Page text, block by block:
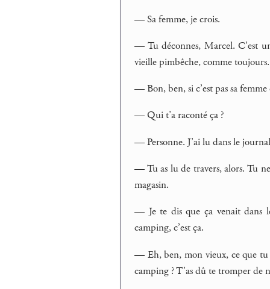
— Sa femme, je crois.
— Tu déconnes, Marcel. C’est
vieille pimbêche, comme toujours.
— Bon, ben, si c’est pas sa
— Qui t’a raconté ça ?
— Personne. J’ai lu dans le
— Tu as lu de travers, alors. Tu
magasin.
— Je te dis que ça venait dans
camping, c’est ça.
— Eh, ben, mon vieux, ce que tu
camping ? T’as dû te tromper de